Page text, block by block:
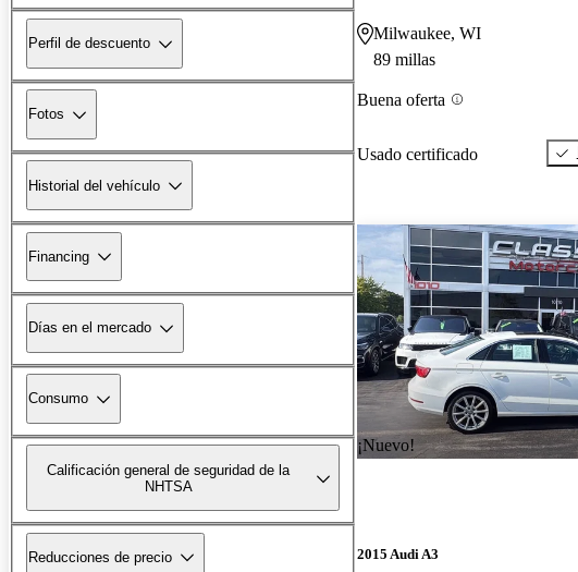
Perfil de descuento
Fotos
Historial del vehículo
Financing
Días en el mercado
Consumo
Calificación general de seguridad de la
NHTSA
Reducciones de precio
Milwaukee, WI
89 millas
Buena oferta
Usado certificado
¡Nuevo!
2015 Audi A3